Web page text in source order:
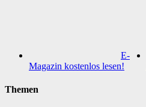
E-
Magazin kostenlos lesen!
Themen